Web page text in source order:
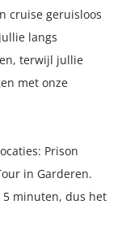
cruise geruisloos
langs
terwijl jullie
met onze
Prison
in Garderen.
5 minuten, dus het